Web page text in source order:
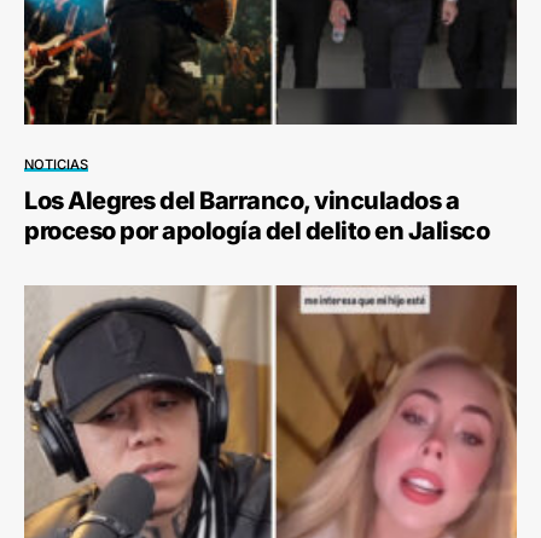
NOTICIAS
Los Alegres del Barranco, vinculados a
proceso por apología del delito en Jalisco